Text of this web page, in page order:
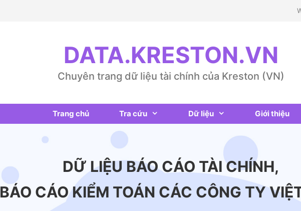
DATA.KRESTON.VN
Chuyên trang dữ liệu tài chính của Kreston (VN)
Trang chủ Tra cứu Dữ liệu Giới thiệu
DỮ LIỆU BÁO CÁO TÀI CHÍNH,
BÁO CÁO KIỂM TOÁN CÁC CÔNG TY